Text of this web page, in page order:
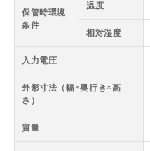
保管時環境
条件
温度
相対湿度
入力電圧
外形寸法（幅×奥行き×高
さ）
質量